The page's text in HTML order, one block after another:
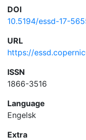
DOI
10.5194/essd-17-
URL
https://
ISSN
1866-3516
Language
Engelsk
Extra